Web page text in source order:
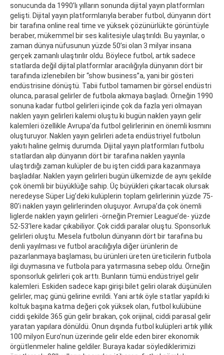
sonucunda da 1990’lı yılların sonunda dijital yayın platformları
gelişti. Dijital yayın platformlarıyla beraber futbol, dünyanın dört
bir tarafına online real time ve yüksek çözünürlükte görüntüyle
beraber, mükemmel bir ses kalitesiyle ulaştırıldı. Bu yayınlar, o
zaman dünya nüfusunun yüzde 50’si olan 3 milyar insana
gerçek zamanlı ulaştırılır oldu. Böylece futbol, artık sadece
statlarda değil dijital platformlar aracılığıyla dünyanın dört bir
tarafında izlenebilen bir “show business”a, yani bir gösteri
endüstrisine dönüştü. Tabii futbol tamamen bir görsel endüstri
olunca, parasal gelirler de futbola akmaya başladı. Örneğin 1990
sonuna kadar futbol gelirleri içinde çok da fazla yeri olmayan
naklen yayın gelirleri kalemi oluştu ki bugün naklen yayın gelir
kalemleri özellikle Avrupa’da futbol gelirlerinin en önemli kısmını
oluşturuyor. Naklen yayın gelirleri adeta endüstriyel futbolun
yakıtı haline gelmiş durumda. Dijital yayın platformları futbolu
statlardan alıp dünyanın dört bir tarafına naklen yayınla
ulaştırdığı zaman kulüpler de bu işten ciddi para kazanmaya
başladılar. Naklen yayın gelirleri bugün ülkemizde de aynı şekilde
çok önemli bir büyüklüğe sahip. Üç büyükleri çıkartacak olursak
neredeyse Süper Lig’deki kulüplerin toplam gelirlerinin yüzde 75-
80’i naklen yayın gelirlerinden oluşuyor. Avrupa’da çok önemli
liglerde naklen yayın gelirleri -örneğin Premier League’de- yüzde
52-53’lere kadar çıkabiliyor. Çok ciddi paralar oluştu. Sponsorluk
gelirleri oluştu. Mesela futbolun dünyanın dört bir tarafına bu
denli yayılması ve futbol aracılığıyla diğer ürünlerin de
pazarlanmaya başlaması, bu ürünleri üreten üreticilerin futbola
ilgi duymasına ve futbola para yatırmasına sebep oldu. Örneğin
sponsorluk gelirleri çok arttı. Bunların tümü endüstriyel gelir
kalemleri. Eskiden sadece kapı girişi bilet geliri olarak düşünülen
gelirler, maç günü gelirine evrildi. Yani artık öyle statlar yapıldı ki
koltuk başına katma değeri çok yüksek olan, futbol kulübüne
ciddi şekilde 365 gün gelir bırakan, çok orijinal, ciddi parasal gelir
yaratan yapılara dönüldü. Onun dışında futbol kulüpleri artık yıllık
100 milyon Euro’nun üzerinde gelir elde eden birer ekonomik
örgütlenmeler haline geldiler. Buraya kadar söylediklerimizi